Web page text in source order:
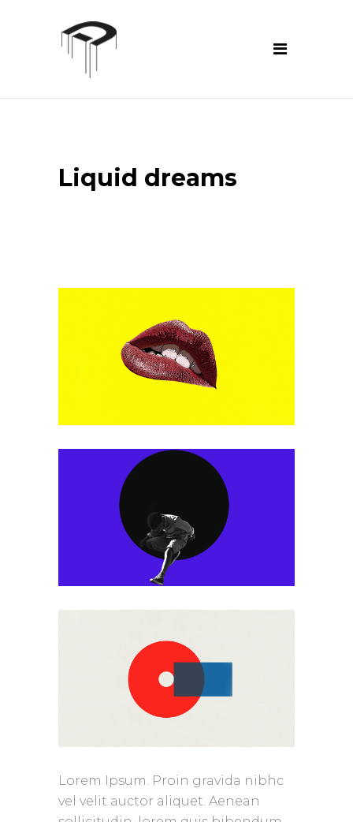
Liquid dreams
Lorem Ipsum. Proin gravida nibhc
vel velit auctor aliquet. Aenean